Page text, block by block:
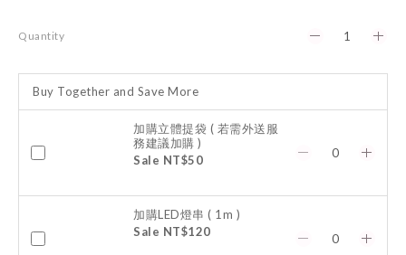
Quantity
Buy Together and Save More
加購立體提袋 ( 若需外送服
務建議加購 )
Sale NT$50
加購LED燈串 ( 1m )
Sale NT$120